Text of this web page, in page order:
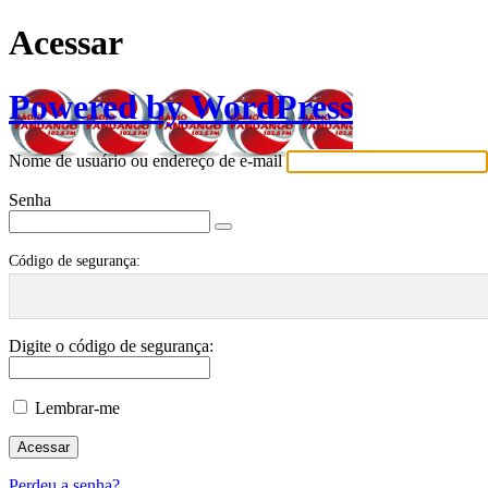
Acessar
Powered by WordPress
Nome de usuário ou endereço de e-mail
Senha
Código de segurança:
Digite o código de segurança:
Lembrar-me